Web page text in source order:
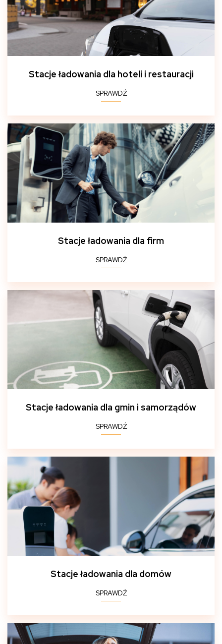
Stacje ładowania dla hoteli i restauracji
SPRAWDŹ
Stacje ładowania dla firm
SPRAWDŹ
Stacje ładowania dla gmin i samorządów
SPRAWDŹ
Stacje ładowania dla domów
SPRAWDŹ